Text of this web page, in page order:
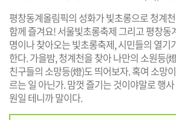
평창동계올림픽의 성화가 빛초롱으로 청계
함께 즐겨요! 서울빛초롱축제 그리고 평창동
명이나 찾아오는 빛초롱축제, 시민들의 열기
한다. 가을밤, 청계천을 찾아 나만의 소원등(
친구들의 소망등(燈)도 띄어보자. 혹여 소망
르는 일 아닌가. 맘껏 즐기는 것이야말로 행
원일 테니까 말이다.